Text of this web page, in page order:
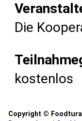
Die
kostenlos
Copyright © Foodtura